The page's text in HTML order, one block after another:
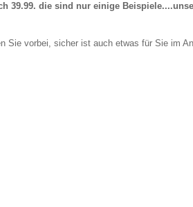
39.99. die sind nur einige
Sie vorbei, sicher ist auch etwas für Sie im